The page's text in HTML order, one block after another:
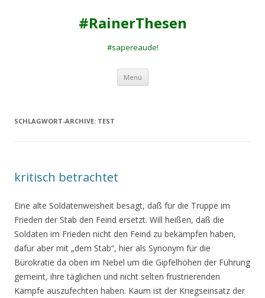
#RainerThesen
#sapereaude!
Menü Zum
springen
SCHLAGWORT-ARCHIVE: TEST
kritisch betrachtet
Eine alte Soldatenweisheit besagt, daß für die Truppe im
Frieden der Stab den Feind ersetzt. Will heißen, daß die
Soldaten im Frieden nicht den Feind zu bekämpfen haben,
dafür aber mit „dem Stab“, hier als Synonym für die
Bürokratie da oben im Nebel um die Gipfelhöhen der Führung
gemeint, ihre täglichen und nicht selten frustrierenden
Kämpfe auszufechten haben. Kaum ist der Kriegseinsatz der